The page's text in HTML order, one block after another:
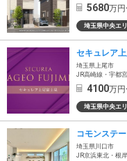
5680万
埼玉県中央エ
セキュレア
埼玉県上尾市
JR高崎線・宇都
4100万
埼玉県中央エ
埼玉県川口市
JR京浜東北・根岸